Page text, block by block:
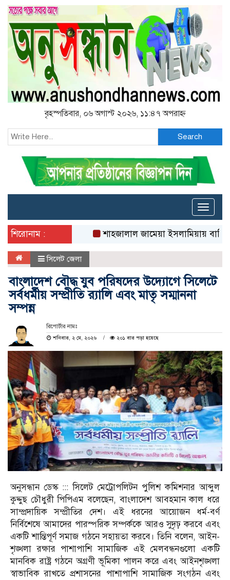
বৃহস্পতিবার, ০৬ অগাস্ট ২০২৬, ১১:৪৭ অপরাহ্ন
Search
Toggle
শিরোনাম :
শাহজালাল জামেয়া ইসলামিয়ায় বার্ষিক
সিলেট জেলা
বাংলাদেশ বৌদ্ধ যুব পরিষদের উদ্যোগে সিলেটে
সর্বধর্মীয় সম্প্রীতি র‍্যালি এবং মাতৃ সম্মাননা
সম্পন্ন
রিপোর্টার নামঃ
শনিবার, ২ মে, ২০২৬
২০১ বার পড়া হয়েছে
অনুসন্ধান ডেস্ক ::: সিলেট মেট্রোপলিটন পুলিশ কমিশনার আব্দুল
কুদ্দুছ চৌধুরী পিপিএম বলেছেন, বাংলাদেশ আবহমান কাল ধরে
সাম্প্রদায়িক সম্প্রীতির দেশ। এই ধরনের আয়োজন ধর্ম-বর্ণ
নির্বিশেষে আমাদের পারস্পরিক সম্পর্ককে আরও সুদৃঢ় করবে এবং
একটি শান্তিপূর্ণ সমাজ গঠনে সহায়তা করবে। তিনি বলেন, আইন-
শৃঙ্খলা রক্ষার পাশাপাশি সামাজিক এই মেলবন্ধনগুলো একটি
মানবিক রাষ্ট্র গঠনে অগ্রণী ভূমিকা পালন করে এবং আইনশৃঙ্খলা
স্বাভাবিক রাখতে প্রশাসনের পাশাপাশি সামাজিক সংগঠন এবং